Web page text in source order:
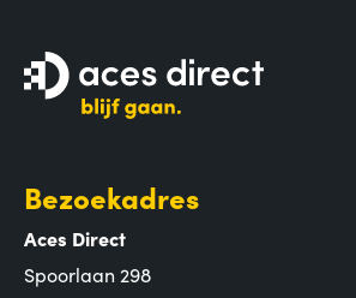
Bezoekadres
Aces Direct
Spoorlaan 298